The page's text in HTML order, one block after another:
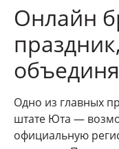
Онлайн
Одно из главных
штате Юта —
официальную